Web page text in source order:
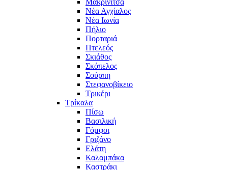
Νέα Αγχίαλος
Νέα Ιωνία
Πήλιο
Πορταριά
Πτελεός
Σκιάθος
Σκόπελος
Σούρπη
Στεφανοβίκειο
Τρικέρι
Τρίκαλα
Πίσω
Βασιλική
Γόμφοι
Γριζάνο
Ελάτη
Καλαμπάκα
Καστράκι